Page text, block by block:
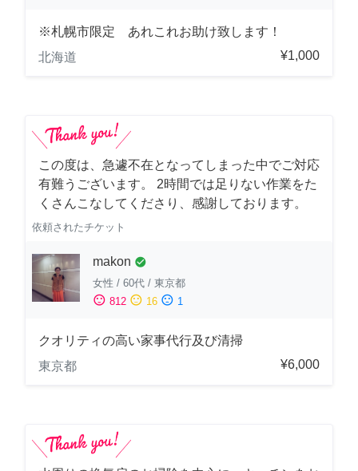
※札幌市限定 あれこれお助け致します！
北海道
¥1,000
この度は、急遽不在となってしまった中でご対応
有難うございます。 2時間では足りない作業をた
くさんこなしてくださり、感謝しております。
依頼されたチケット
makon check_circle
女性 / 60代 / 東京都
sentiment_satisfied 812 sentiment_neutral 16 sentiment_dissatisfied 1
クオリティの高い家事代行及び清掃
東京都
¥6,000